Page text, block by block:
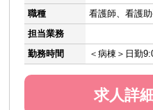
職種
看護師、看護
担当業務
勤務時間
＜病棟＞日勤
求人詳